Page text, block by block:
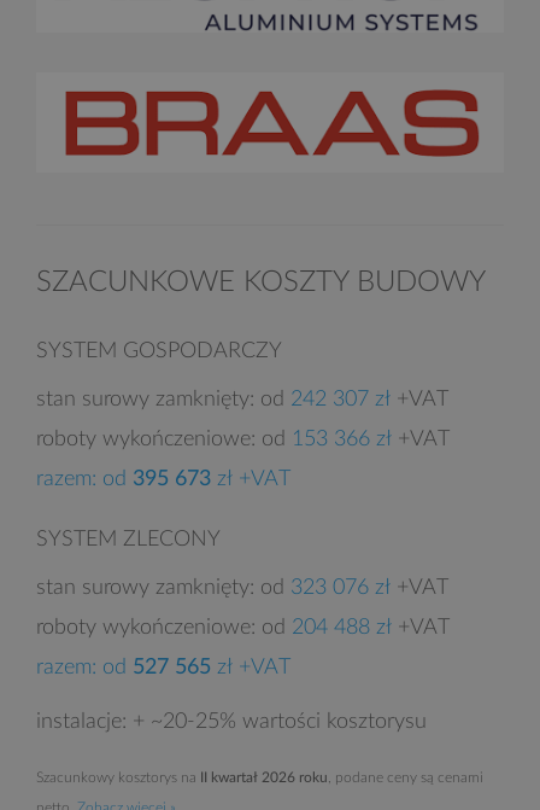
SZACUNKOWE KOSZTY BUDOWY
SYSTEM GOSPODARCZY
stan surowy zamknięty: od 242 307 zł +VAT
roboty wykończeniowe: od 153 366 zł +VAT
razem: od 395 673 zł +VAT
SYSTEM ZLECONY
stan surowy zamknięty: od 323 076 zł +VAT
roboty wykończeniowe: od 204 488 zł +VAT
razem: od 527 565 zł +VAT
instalacje: + ~20-25% wartości kosztorysu
Szacunkowy kosztorys na II kwartał 2026 roku, podane ceny są cenami